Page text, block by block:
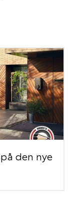
den nye